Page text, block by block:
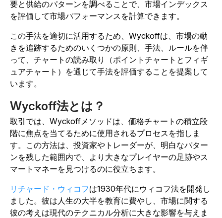
要と供給のパターンを調べることで、市場インデックス
を評価して市場パフォーマンスを計算できます。
この手法を適切に活用するため、Wyckoffは、市場の動
きを追跡するためのいくつかの原則、手法、ルールを伴
って、チャートの読み取り（ポイントチャートとフィギ
ュアチャート）を通じて手法を評価することを提案して
います。
Wyckoff法とは？
取引では、Wyckoffメソッドは、価格チャートの積立段
階に焦点を当てるために使用されるプロセスを指しま
す。この方法は、投資家やトレーダーが、明白なパター
ンを残した範囲内で、より大きなプレイヤーの足跡やス
マートマネーを見つけるのに役立ちます。
リチャード・ウィコフは1930年代にウィコフ法を開発し
ました。彼は人生の大半を教育に費やし、市場に関する
彼の考えは現代のテクニカル分析に大きな影響を与えま